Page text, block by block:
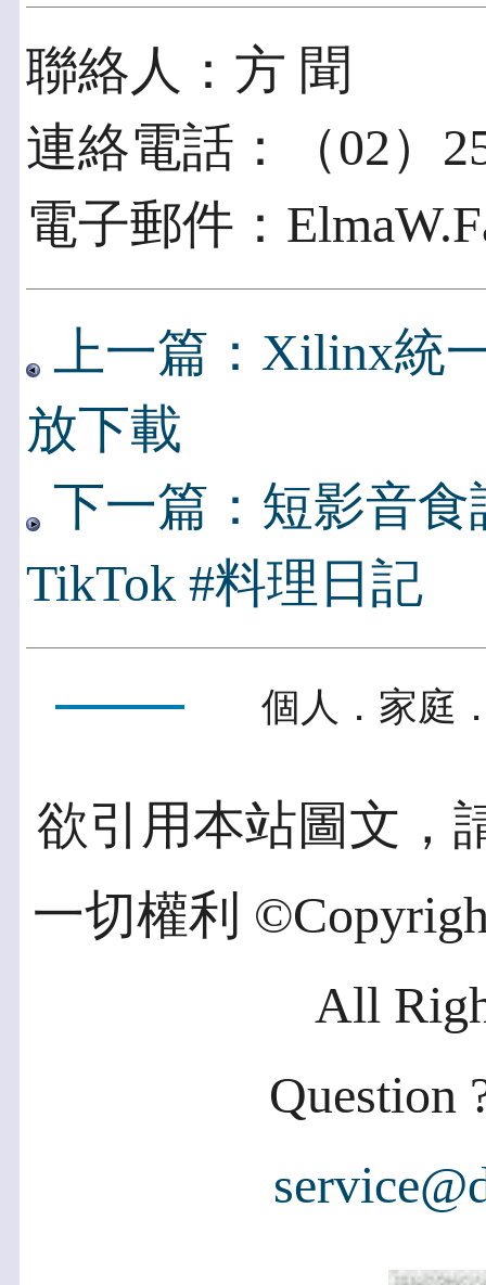
聯絡人：方 聞
連絡電話：（02）
電子郵件：
上一篇：Xilinx統
放下載
下一篇：短影音
TikTok #料理日記
個人．家庭
欲引用本站圖文，
一切權利
All
Question